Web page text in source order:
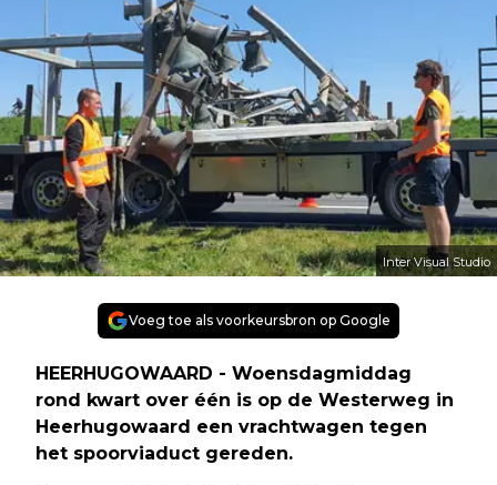
Inter Visual Studio
Voeg toe als voorkeursbron op Google
HEERHUGOWAARD - Woensdagmiddag
rond kwart over één is op de Westerweg in
Heerhugowaard een vrachtwagen tegen
het spoorviaduct gereden.